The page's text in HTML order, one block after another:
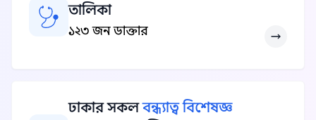
তালিকা
১২৩ জন ডাক্তার
ঢাকার সকলবন্ধ্যাত্ব বিশেষজ্ঞ